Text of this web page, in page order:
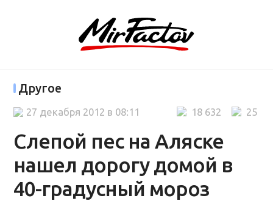
Другое
Слепой пес на Аляске
нашел дорогу домой в
40-градусный мороз
25
18 632
27 декабря 2012 в 08:11